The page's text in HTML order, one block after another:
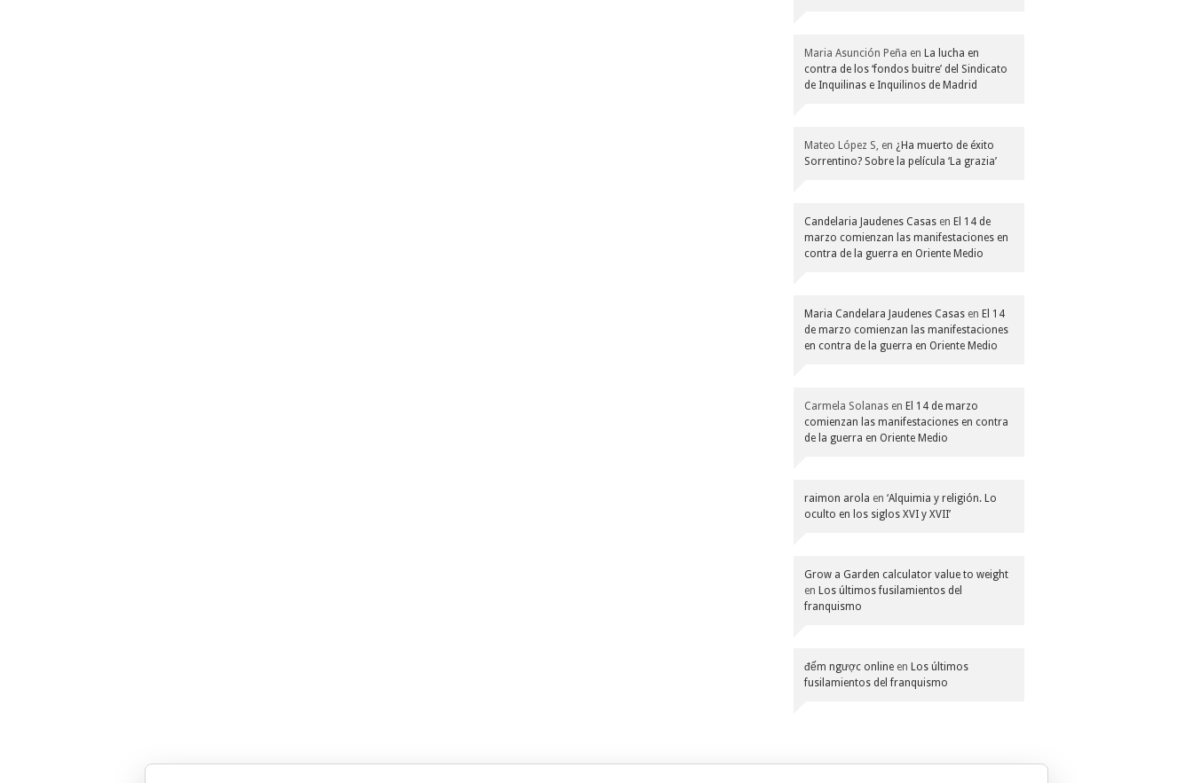
Maria Asunción Peña en La lucha en
contra de los ‘fondos buitre’ del Sindicato
de Inquilinas e Inquilinos de Madrid
Mateo López S, en ¿Ha muerto de éxito
Sorrentino? Sobre la película ‘La grazia’
Candelaria Jaudenes Casas en El 14 de
marzo comienzan las manifestaciones en
contra de la guerra en Oriente Medio
Maria Candelara Jaudenes Casas en El 14
de marzo comienzan las manifestaciones
en contra de la guerra en Oriente Medio
Carmela Solanas en El 14 de marzo
comienzan las manifestaciones en contra
de la guerra en Oriente Medio
raimon arola en ‘Alquimia y religión. Lo
oculto en los siglos XVI y XVII’
Grow a Garden calculator value to weight
en Los últimos fusilamientos del
franquismo
đếm ngược online en Los últimos
fusilamientos del franquismo